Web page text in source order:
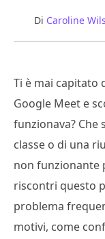
Di Caroline
Ti è mai capitato
Google Meet e
funzionava?
classe o di una
non funzionante
riscontri questo
problema
motivi, come